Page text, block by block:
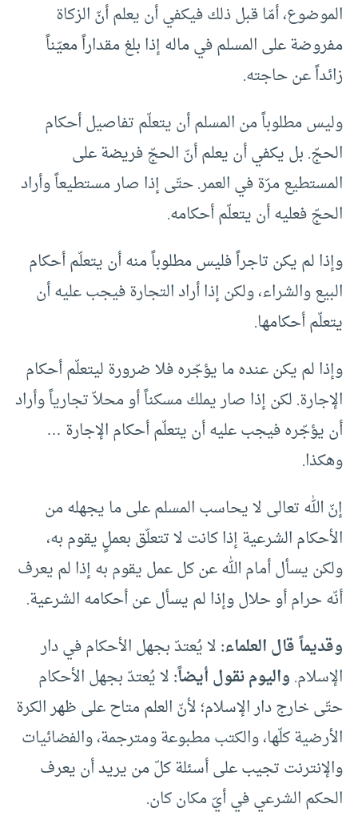
الموضوع، أمّا قبل ذلك فيكفي أن يعلم أنّ الزكاة
مفروضة على المسلم في ماله إذا بلغ مقداراً معيّناً
زائداً عن حاجته.
وليس مطلوباً من المسلم أن يتعلّم تفاصيل أحكام
الحجّ. بل يكفي أن يعلم أنّ الحجّ فريضة على
المستطيع مرّة في العمر. حتّى إذا صار مستطيعاً وأراد
الحجّ فعليه أن يتعلّم أحكامه.
وإذا لم يكن تاجراً فليس مطلوباً منه أن يتعلّم أحكام
البيع والشراء، ولكن إذا أراد التجارة فيجب عليه أن
يتعلّم أحكامها.
وإذا لم يكن عنده ما يؤجّره فلا ضرورة ليتعلّم أحكام
الإجارة. لكن إذا صار يملك مسكناً أو محلاّ تجارياً وأراد
أن يؤجّره فيجب عليه أن يتعلّم أحكام الإجارة …
وهكذا.
إنّ الله تعالى لا يحاسب المسلم على ما يجهله من
الأحكام الشرعية إذا كانت لا تتعلّق بعملٍ يقوم به،
ولكن يسأل أمام الله عن كل عمل يقوم به إذا لم يعرف
أنّه حرام أو حلال وإذا لم يسأل عن أحكامه الشرعية.
وقديماً قال العلماء:لا يُعتدّ بجهل الأحكام في دار
الإسلام.واليوم نقول أيضاً:لا يُعتدّ بجهل الأحكام
حتّى خارج دار الإسلام؛ لأنّ العلم متاح على ظهر الكرة
الأرضية كلّها، والكتب مطبوعة ومترجمة، والفضائيات
والإنترنت تجيب على أسئلة كلّ من يريد أن يعرف
الحكم الشرعي في أيّ مكان كان.